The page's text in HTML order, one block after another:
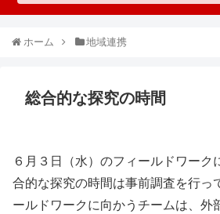
ホーム 地域連携
総合的な探究の時間
６月３日（水）のフィールドワーク
合的な探究の時間は事前調査を行っ
ールドワークに向かうチームは、外